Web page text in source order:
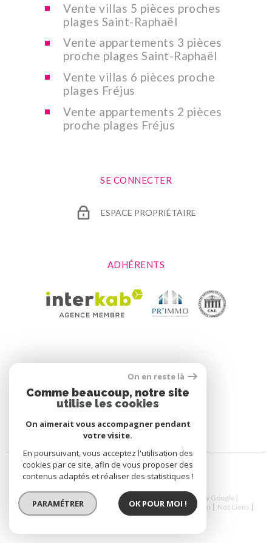
Vente villas 5 pièces proches
plages Saint-Raphaël
Vente appartements 3 pièces
proche plages Saint-Raphaël
Vente villas 6 pièces proche
plages Fréjus
Vente appartements 2 pièces
proche plages Fréjus
SE CONNECTER
ESPACE PROPRIÉTAIRE
ADHÉRENTS
© 2026 | Tous droits réservés | Traduction powered by Google |
Nos Honoraires
Plan Du Site Mentions Légales Admin
Nos Liens
Politique RGPD
Cookies
On en reste là
Comme beaucoup, notre site
utilise les cookies
On aimerait vous accompagner pendant
votre visite.
En poursuivant, vous acceptez l'utilisation des
cookies par ce site, afin de vous proposer des
contenus adaptés et réaliser des statistiques !
PARAMÉTRER OK POUR MOI !